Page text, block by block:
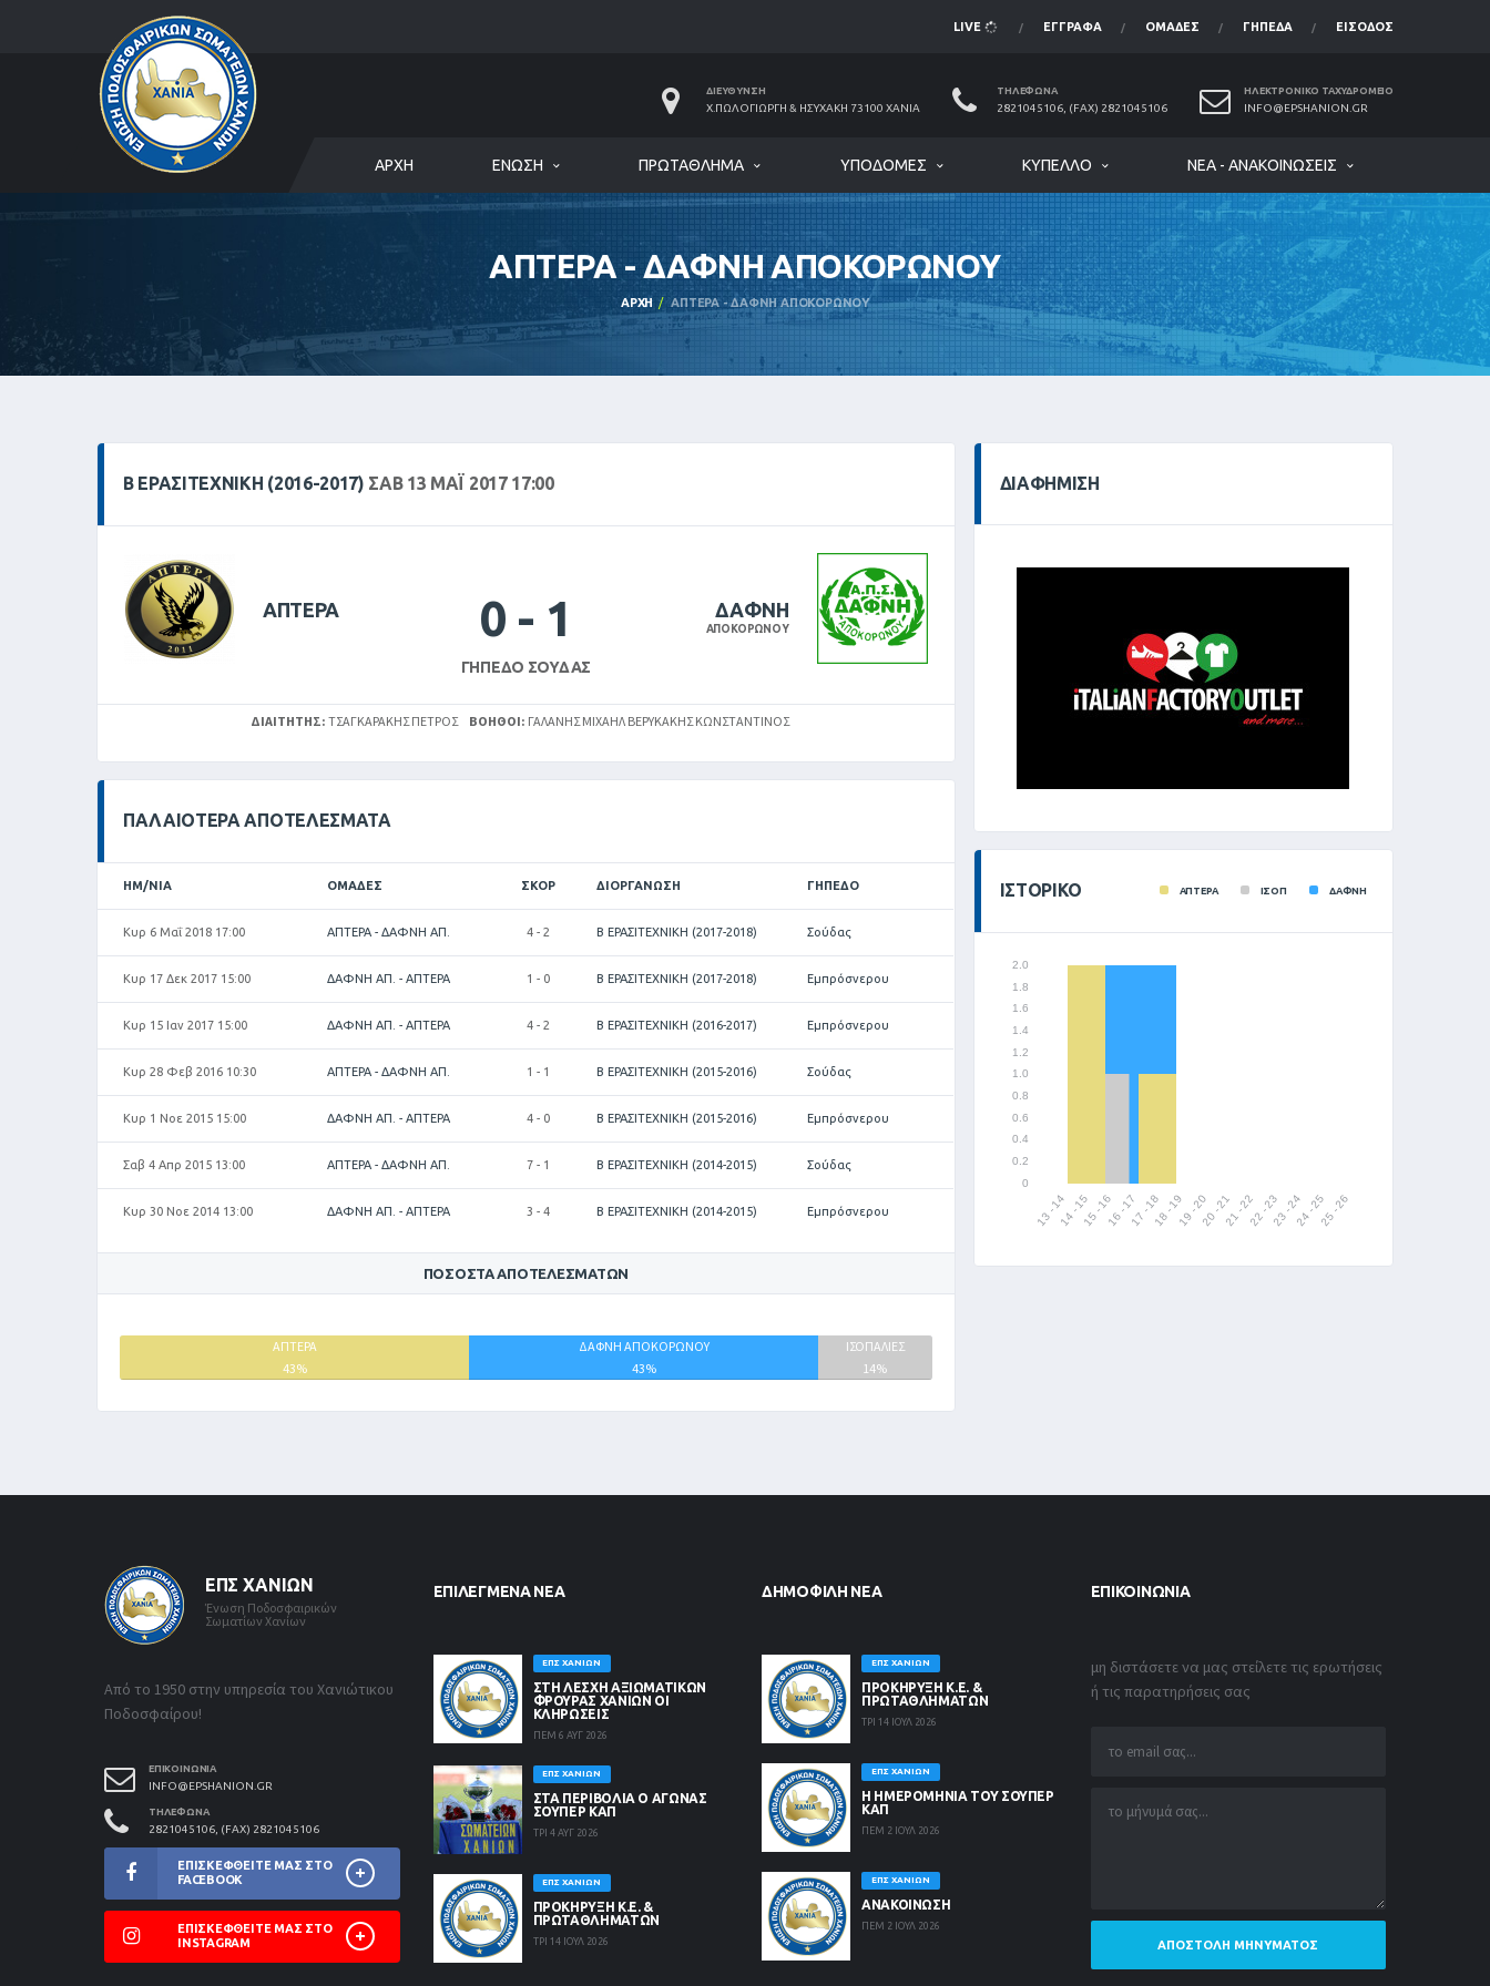
LIVE ΈΓΓΡΑΦΑ ΟΜΆΔΕΣ ΓΉΠΕΔΑ ΕΊΣΟΔΟΣ
ΔΙΕΎΘΥΝΣΗ
Χ.ΠΩΛΟΓΙΏΡΓΗ & ΗΣΥΧΆΚΗ 73100 ΧΑΝΙΆ
ΤΗΛΈΦΩΝΑ
2821045106, (FAX) 2821045106
ΗΛΕΚΤΡΟΝΙΚΌ ΤΑΧΥΔΡΟΜΕΊΟ
INFO@EPSHANION.GR
ΑΡΧΉ ΈΝΩΣΗ ΠΡΩΤΆΘΛΗΜΑ ΥΠΟΔΟΜΈΣ ΚΎΠΕΛΛΟ ΝΈΑ - ΑΝΑΚΟΙΝΏΣΕΙΣ
ΑΠΤΕΡΑ - ΔΑΦΝΗ ΑΠΟΚΟΡΩΝΟΥ
ΑΡΧΉ ΑΠΤΕΡΑ - ΔΑΦΝΗ ΑΠΟΚΟΡΩΝΟΥ
Β ΕΡΑΣΙΤΕΧΝΙΚΗ (2016-2017) ΣΑΒ 13 ΜΑΪ́ 2017 17:00
ΑΠΤΕΡΑ 0 - 1
ΓΉΠΕΔΟ ΣΟΎΔΑΣ
ΔΑΦΝΗ
ΑΠΟΚΟΡΩΝΟΥ
ΔΙΑΙΤΗΤΉΣ: ΤΣΑΓΚΑΡΆΚΗΣ ΠΈΤΡΟΣ ΒΟΗΘΟΊ: ΓΑΛΆΝΗΣ ΜΙΧΑΉΛ ΒΕΡΥΚΆΚΗΣ ΚΩΝΣΤΑΝΤΊΝΟΣ
ΠΑΛΑΙΌΤΕΡΑ ΑΠΟΤΕΛΈΣΜΑΤΑ
ΗΜ/ΝΊΑ ΟΜΆΔΕΣ ΣΚΟΡ ΔΙΟΡΓΆΝΩΣΗ ΓΉΠΕΔΟ
Κυρ 6 Μαΐ 2018 17:00 ΑΠΤΕΡΑ - ΔΑΦΝΗ ΑΠ. 4 - 2 Β ΕΡΑΣΙΤΕΧΝΙΚΗ (2017-2018) Σούδας
Κυρ 17 Δεκ 2017 15:00 ΔΑΦΝΗ ΑΠ. - ΑΠΤΕΡΑ 1 - 0 Β ΕΡΑΣΙΤΕΧΝΙΚΗ (2017-2018) Εμπρόσνερου
Κυρ 15 Ιαν 2017 15:00 ΔΑΦΝΗ ΑΠ. - ΑΠΤΕΡΑ 4 - 2 Β ΕΡΑΣΙΤΕΧΝΙΚΗ (2016-2017) Εμπρόσνερου
Κυρ 28 Φεβ 2016 10:30 ΑΠΤΕΡΑ - ΔΑΦΝΗ ΑΠ. 1 - 1 Β ΕΡΑΣΙΤΕΧΝΙΚΗ (2015-2016) Σούδας
Κυρ 1 Νοε 2015 15:00 ΔΑΦΝΗ ΑΠ. - ΑΠΤΕΡΑ 4 - 0 Β ΕΡΑΣΙΤΕΧΝΙΚΗ (2015-2016) Εμπρόσνερου
Σαβ 4 Απρ 2015 13:00 ΑΠΤΕΡΑ - ΔΑΦΝΗ ΑΠ. 7 - 1 Β ΕΡΑΣΙΤΕΧΝΙΚΗ (2014-2015) Σούδας
Κυρ 30 Νοε 2014 13:00 ΔΑΦΝΗ ΑΠ. - ΑΠΤΕΡΑ 3 - 4 Β ΕΡΑΣΙΤΕΧΝΙΚΗ (2014-2015) Εμπρόσνερου
ΠΟΣΟΣΤΆ ΑΠΟΤΕΛΕΣΜΆΤΩΝ
ΑΠΤΕΡΑ
43%
ΔΑΦΝΗ ΑΠΟΚΟΡΩΝΟΥ
43%
ΙΣΟΠΑΛΙΕΣ
14%
ΔΙΑΦΉΜΙΣΗ
ΙΣΤΟΡΙΚΌ ΑΠΤΕΡΑ ΙΣΟΠ ΔΑΦΝΗ
ΕΠΣ ΧΑΝΊΩΝ
Ένωση Ποδοσφαιρικών
Σωματίων Χανίων
Από το 1950 στην υπηρεσία του Χανιώτικου
Ποδοσφαίρου!
ΕΠΙΚΟΙΝΩΝΊΑ
INFO@EPSHANION.GR
ΤΗΛΈΦΩΝΑ
2821045106, (FAX) 2821045106
ΕΠΙΣΚΕΦΘΕΊΤΕ ΜΑΣ ΣΤΟ
FACEBOOK
ΕΠΙΣΚΕΦΘΕΊΤΕ ΜΑΣ ΣΤΟ
INSTAGRAM
ΕΠΙΛΕΓΜΈΝΑ ΝΈΑ
ΕΠΣ ΧΑΝΊΩΝ
ΣΤΗ ΛΈΣΧΗ ΑΞΙΩΜΑΤΙΚΏΝ
ΦΡΟΥΡΆΣ ΧΑΝΊΩΝ ΟΙ
ΚΛΗΡΏΣΕΙΣ
ΠΕΜ 6 ΑΥΓ 2026
ΕΠΣ ΧΑΝΊΩΝ
ΣΤΑ ΠΕΡΙΒΟΛΙΑ Ο ΑΓΩΝΑΣ
ΣΟΥΠΕΡ ΚΑΠ
ΤΡΙ 4 ΑΥΓ 2026
ΕΠΣ ΧΑΝΊΩΝ
ΠΡΟΚΗΡΥΞΗ Κ.Ε. &
ΠΡΩΤΑΘΛΗΜΑΤΩΝ
ΤΡΙ 14 ΙΟΥΛ 2026
ΔΗΜΟΦΙΛΉ ΝΈΑ
ΕΠΣ ΧΑΝΊΩΝ
ΠΡΟΚΗΡΥΞΗ Κ.Ε. &
ΠΡΩΤΑΘΛΗΜΑΤΩΝ
ΤΡΙ 14 ΙΟΥΛ 2026
ΕΠΣ ΧΑΝΊΩΝ
Η ΗΜΕΡΟΜΗΝΙΑ ΤΟΥ ΣΟΥΠΕΡ
ΚΑΠ
ΠΕΜ 2 ΙΟΥΛ 2026
ΕΠΣ ΧΑΝΊΩΝ
ΑΝΑΚΟΙΝΩΣΗ
ΠΕΜ 2 ΙΟΥΛ 2026
ΕΠΙΚΟΙΝΩΝΊΑ
μη διστάσετε να μας στείλετε τις ερωτήσεις
ή τις παρατηρήσεις σας
ΑΠΟΣΤΟΛΉ ΜΗΝΎΜΑΤΟΣ